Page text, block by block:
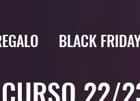
BLACK
22/